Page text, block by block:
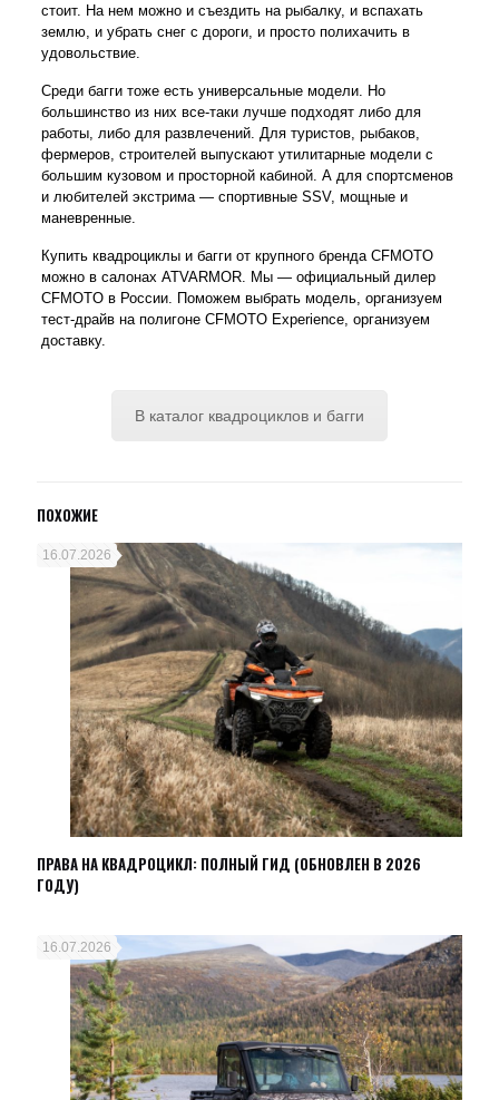
стоит. На нем можно и съездить на рыбалку, и вспахать
землю, и убрать снег с дороги, и просто полихачить в
удовольствие.
Среди багги тоже есть универсальные модели. Но
большинство из них все-таки лучше подходят либо для
работы, либо для развлечений. Для туристов, рыбаков,
фермеров, строителей выпускают утилитарные модели с
большим кузовом и просторной кабиной. А для спортсменов
и любителей экстрима — спортивные SSV, мощные и
маневренные.
Купить квадроциклы и багги от крупного бренда CFMOTO
можно в салонах ATVARMOR. Мы — официальный дилер
CFMOTO в России. Поможем выбрать модель, организуем
тест-драйв на полигоне CFMOTO Experience, организуем
доставку.
В каталог квадроциклов и багги
ПОХОЖИЕ
16.07.2026
ПРАВА НА КВАДРОЦИКЛ: ПОЛНЫЙ ГИД (ОБНОВЛЕН В 2026
ГОДУ)
16.07.2026